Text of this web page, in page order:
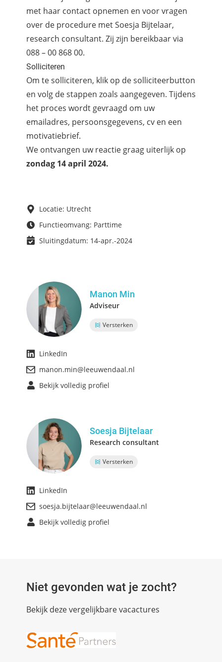
met haar contact opnemen en voor vragen
over de procedure met Soesja Bijtelaar,
research consultant. Zij zijn bereikbaar via
088 – 00 868 00.
Solliciteren
Om te solliciteren, klik op de solliciteerbutton
en volg de stappen zoals aangegeven. Tijdens
het proces wordt gevraagd om uw
emailadres, persoonsgegevens, cv en een
motivatiebrief.
We ontvangen uw reactie graag uiterlijk op
zondag 14 april 2024.
Locatie: Utrecht
Functieomvang: Parttime
Sluitingdatum: 14-apr.-2024
Manon Min
Adviseur
Versterken
LinkedIn
manon.min@leeuwendaal.nl
Bekijk volledig profiel
Soesja Bijtelaar
Research consultant
Versterken
LinkedIn
soesja.bijtelaar@leeuwendaal.nl
Bekijk volledig profiel
Niet gevonden wat je zocht?
Bekijk deze vergelijkbare vacactures